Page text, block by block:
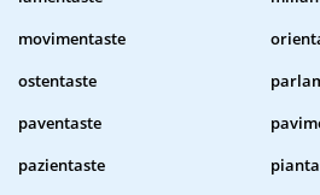
movimentaste
ostentaste
paventaste
pazientaste